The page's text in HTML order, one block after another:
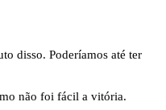
disso. Poderíamos até ter
não foi fácil a vitória.